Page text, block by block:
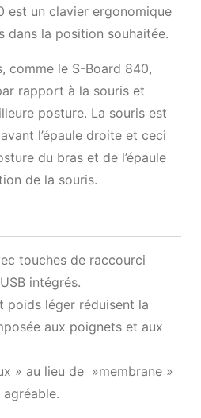
est un clavier ergonomique
dans la position souhaitée.
comme le S-Board 840,
rapport à la souris et
posture. La souris est
l’épaule droite et ceci
du bras et de l’épaule
de la souris.
touches de raccourci
intégrés.
poids léger réduisent la
aux poignets et aux
» au lieu de »membrane »